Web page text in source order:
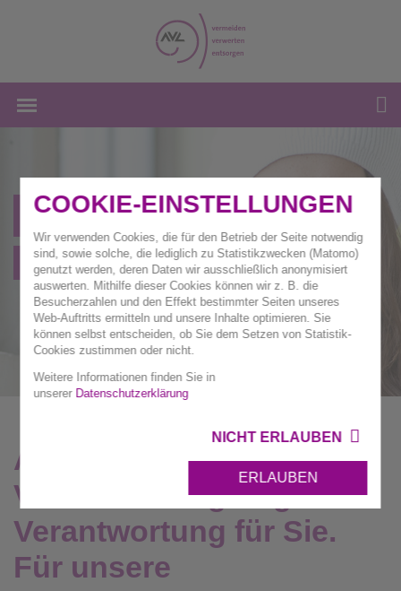
COOKIE-EINSTELLUNGEN
Wir verwenden Cookies, die für den Betrieb der Seite notwendig
sind, sowie solche, die lediglich zu Statistikzwecken (Matomo)
genutzt werden, deren Daten wir ausschließlich anonymisiert
auswerten. Mithilfe dieser Cookies können wir z. B. die
Besucherzahlen und den Effekt bestimmter Seiten unseres
Web-Auftritts ermitteln und unsere Inhalte optimieren. Sie
können selbst entscheiden, ob Sie dem Setzen von Statistik-
Cookies zustimmen oder nicht.
Weitere Informationen finden Sie in
unserer Datenschutzerklärung
NICHT ERLAUBEN
ERLAUBEN
Unser Auftrag
Übersicht
Auftrag Zukunft heißt
Verantwortung tragen.
Verantwortung für Sie.
Für unsere